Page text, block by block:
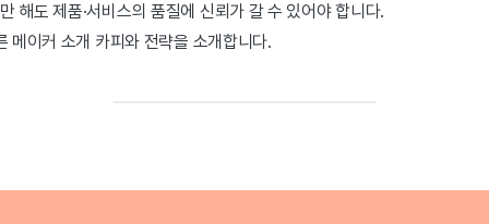
해도 제품·서비스의 품질에 신뢰가 갈 수 있어야 합니다.
메이커 소개 카피와 전략을 소개합니다.